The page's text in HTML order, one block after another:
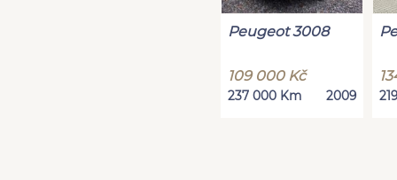
Peugeot 3008
109 000 Kč
237 000 Km 2009